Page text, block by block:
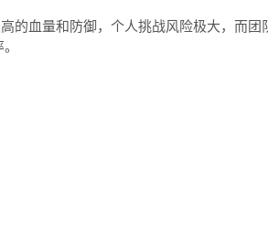
血量和防御，个人挑战风险极大，而团